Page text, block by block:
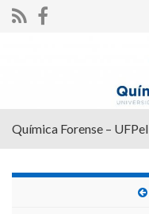
Química Forense – UFPel